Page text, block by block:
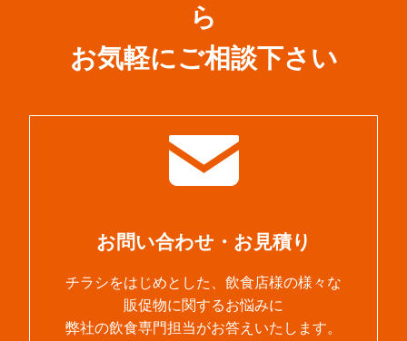
ら
お気軽にご相談下さい
お問い合わせ・お見積り
チラシをはじめとした、飲食店様の様々な
販促物に関するお悩みに
弊社の飲食専門担当がお答えいたします。